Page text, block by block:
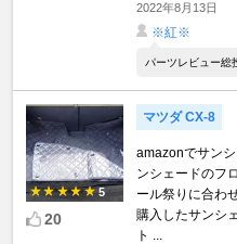
2022年8月13日
※紅※
パーツレビュー総
5
20
マツダ CX-8
amazonでサン
ンシェードのフ
ール祭りに合わ
購入したサンシ
ト ...